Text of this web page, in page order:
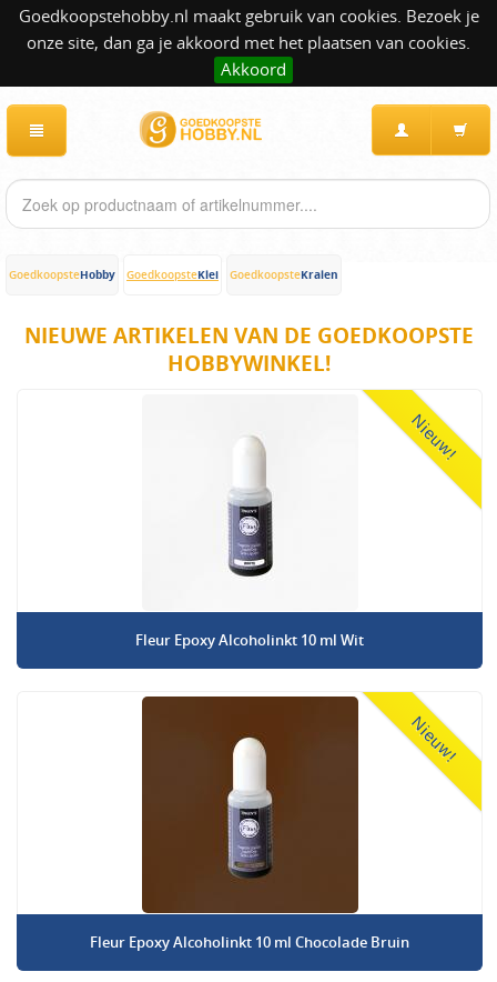
Goedkoopstehobby.nl maakt gebruik van cookies. Bezoek je
onze site, dan ga je akkoord met het plaatsen van cookies.
Akkoord
GoedkoopsteHobby GoedkoopsteKlei GoedkoopsteKralen
NIEUWE ARTIKELEN VAN DE GOEDKOOPSTE
HOBBYWINKEL!
Nieuw!
Fleur Epoxy Alcoholinkt 10 ml Wit
Nieuw!
Fleur Epoxy Alcoholinkt 10 ml Chocolade Bruin